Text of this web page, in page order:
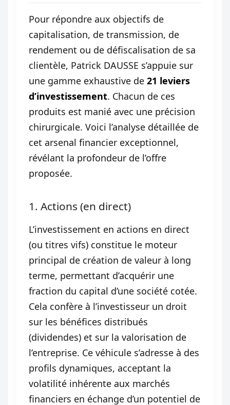
Pour répondre aux objectifs de
capitalisation, de transmission, de
rendement ou de défiscalisation de sa
clientèle, Patrick DAUSSE s’appuie sur
une gamme exhaustive de 21 leviers
d’investissement. Chacun de ces
produits est manié avec une précision
chirurgicale. Voici l’analyse détaillée de
cet arsenal financier exceptionnel,
révélant la profondeur de l’offre
proposée.
1. Actions (en direct)
L’investissement en actions en direct
(ou titres vifs) constitue le moteur
principal de création de valeur à long
terme, permettant d’acquérir une
fraction du capital d’une société cotée.
Cela confère à l’investisseur un droit
sur les bénéfices distribués
(dividendes) et sur la valorisation de
l’entreprise. Ce véhicule s’adresse à des
profils dynamiques, acceptant la
volatilité inhérente aux marchés
financiers en échange d’un potentiel de